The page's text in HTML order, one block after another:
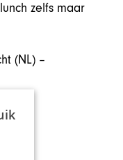
zelfs maar
(NL) –